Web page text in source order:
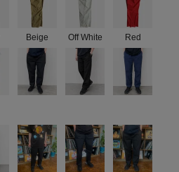
Beige Off White Red